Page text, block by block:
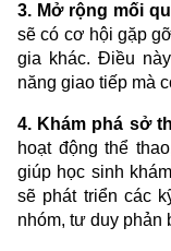
3. Mở rộng mối
sẽ có cơ hội gặp
gia khác. Điều
năng giao tiếp mà
4. Khám phá sở
hoạt động thể
giúp học sinh
sẽ phát triển các
nhóm, tư duy phản